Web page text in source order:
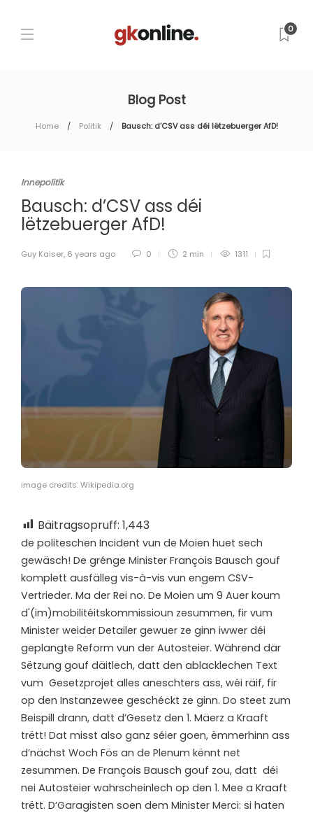
0
Blog Post
Home Politik Bausch: d’CSV ass déi lëtzebuerger AfD!
Innepolitik
Bausch: d’CSV ass déi
lëtzebuerger AfD!
Guy Kaiser, 6 years ago 0 2 min 1311
image credits: Wikipedia.org
Bäitragsopruff: 1,443
de politeschen Incident vun de Moien huet sech
gewäsch! De grénge Minister François Bausch gouf
komplett ausfälleg vis-à-vis vun engem CSV-
Vertrieder. Ma der Rei no. De Moien um 9 Auer koum
d'(im)mobilitéitskommissioun zesummen, fir vum
Minister weider Detailer gewuer ze ginn iwwer déi
geplangte Reform vun der Autosteier. Während där
Sëtzung gouf däitlech, datt den ablacklechen Text
vum Gesetzprojet alles aneschters ass, wéi räif, fir
op den Instanzewee geschéckt ze ginn. Do steet zum
Beispill drann, datt d’Gesetz den 1. Mäerz a Kraaft
trëtt! Dat misst also ganz séier goen, ëmmerhinn ass
d’nächst Woch Fös an de Plenum kënnt net
zesummen. De François Bausch gouf zou, datt déi
nei Autosteier wahrscheinlech op den 1. Mee a Kraaft
trëtt. D’Garagisten soen dem Minister Merci: si haten